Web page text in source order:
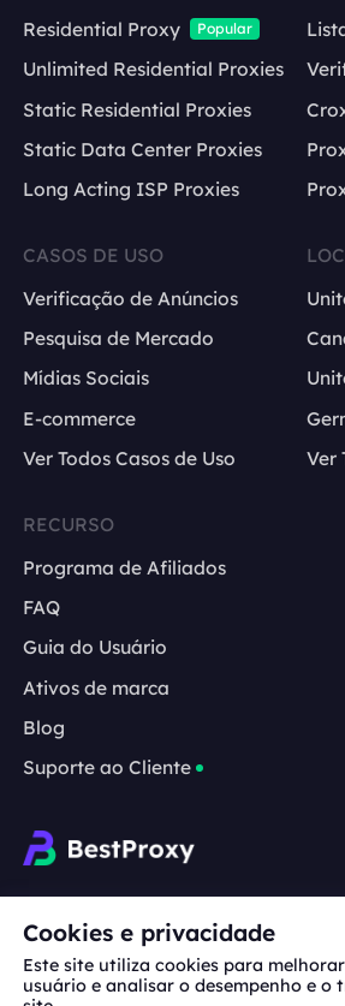
Residential Proxy
Popular
Unlimited Residential Proxies
Static Residential Proxies
Static Data Center Proxies
Long Acting ISP Proxies
CASOS DE USO
Verificação de Anúncios
Pesquisa de Mercado
Mídias Sociais
E-commerce
Ver Todos Casos de Uso
Ver
RECURSO
Programa de Afiliados
FAQ
Guia do Usuário
Ativos de marca
Blog
Suporte ao Cliente
Cooperação:
Cookies e privacidade
Este site utiliza cookies para
usuário e analisar o desempenho e o